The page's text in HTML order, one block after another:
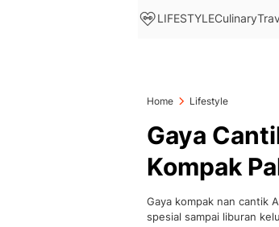
LIFESTYLECulinary
Home Lifestyle
Gaya
Kompak
Gaya kompak nan cantik
spesial sampai liburan